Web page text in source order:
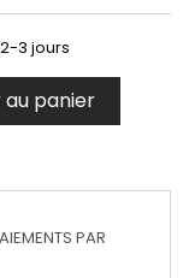
3 jours
panier
PAR